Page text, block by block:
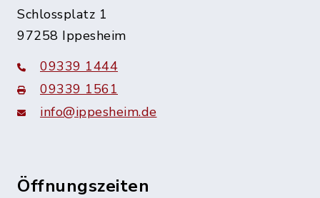
Schlossplatz 1
97258 Ippesheim
09339 1444
09339 1561
info@ippesheim.de
Öffnungszeiten